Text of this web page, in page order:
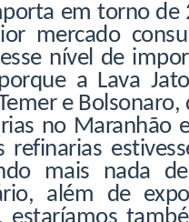
em torno de
mercado
nível de
a Lava
e
no Maranhão
refinarias
mais nada
além de